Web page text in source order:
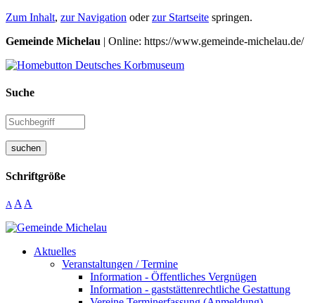
Zum Inhalt, zur Navigation oderzur Startseite springen.
Gemeinde Michelau | Online: https://www.gemeinde-michelau.de/
Suche
suchen
Schriftgröße
A A A
Aktuelles
Veranstaltungen / Termine
Information - Öffentliches Vergnügen
Information - gaststättenrechtliche Gestattung